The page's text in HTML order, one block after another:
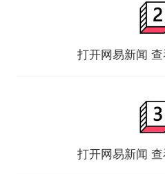
打开网易新闻
打开网易新闻